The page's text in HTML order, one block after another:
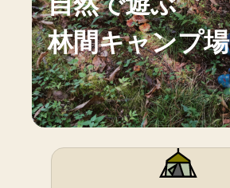
林間キャンプ場